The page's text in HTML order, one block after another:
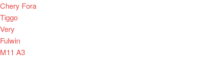
Chery Fora
Tiggo
Very
Fulwin
M11 A3